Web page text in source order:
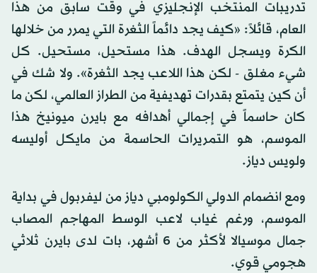
تدريبات المنتخب الإنجليزي في وقت سابق من هذا
العام، قائلاً: «كيف يجد دائماً الثغرة التي يمرر من خلالها
الكرة ويسجل الهدف. هذا مستحيل، مستحيل. كل
شيء مغلق - لكن هذا اللاعب يجد الثغرة». ولا شك في
أن كين يتمتع بقدرات تهديفية من الطراز العالمي، لكن ما
كان حاسماً في إجمالي أهدافه مع بايرن ميونيخ هذا
الموسم، هو التمريرات الحاسمة من مايكل أوليسه
ولويس دياز.
ومع انضمام الدولي الكولومبي دياز من ليفربول في بداية
الموسم، ورغم غياب لاعب الوسط المهاجم المصاب
جمال موسيالا لأكثر من 6 أشهر، بات لدى بايرن ثلاثي
هجومي قوي.